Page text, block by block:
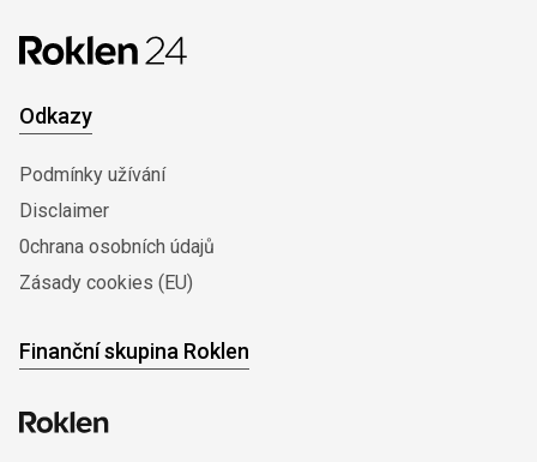
Odkazy
Podmínky užívání
Disclaimer
0chrana osobních údajů
Zásady cookies (EU)
Finanční skupina Roklen